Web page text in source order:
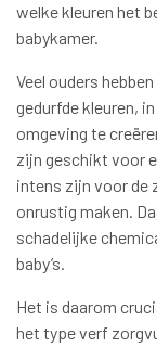
welke kleuren het
babykamer.
Veel ouders
gedurfde kleuren,
omgeving te
zijn geschikt voor
intens zijn voor de
onrustig maken.
schadelijke
baby’s.
Het is daarom
het type verf